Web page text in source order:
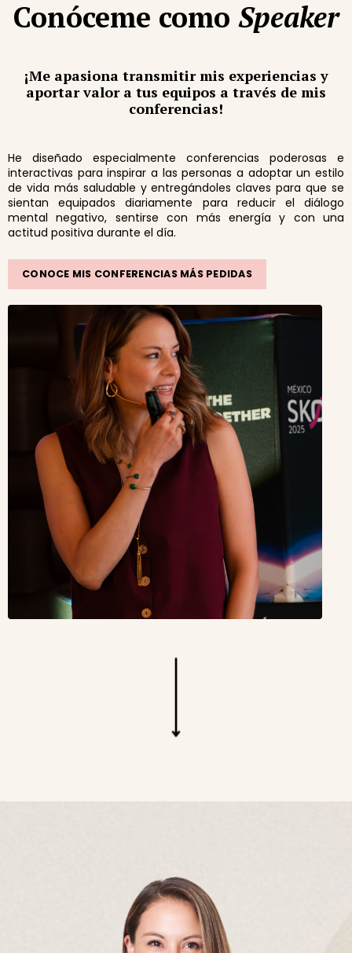
Conóceme como Speaker
¡Me apasiona transmitir mis experiencias y
aportar valor a tus equipos a través de mis
conferencias!
He diseñado especialmente conferencias poderosas e
interactivas para inspirar a las personas a adoptar un estilo
de vida más saludable y entregándoles claves para que se
sientan equipados diariamente para reducir el diálogo
mental negativo, sentirse con más energía y con una
actitud positiva durante el día.
CONOCE MIS CONFERENCIAS MÁS PEDIDAS